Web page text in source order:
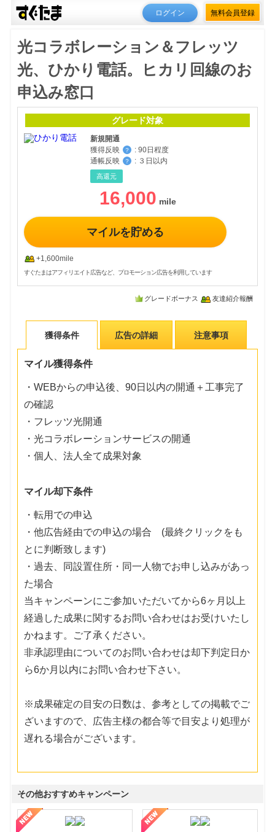
ログイン 無料会員登録
光コラボレーション＆フレッツ
光、ひかり電話。ヒカリ回線のお
申込み窓口
グレード対象
新規開通
獲得反映
？ : 90日程度
通帳反映
？ : ３日以内
高還元
16,000
マイルを貯める
+1,600mile
すぐたまはアフィリエイト広告など、プロモーション広告を利用しています
グレードボーナス 友達紹介報酬
獲得条件 広告の詳細 注意事項
マイル獲得条件
・WEBからの申込後、90日以内の開通＋工事完了
の確認
・フレッツ光開通
・光コラボレーションサービスの開通
・個人、法人全て成果対象
マイル却下条件
・転用での申込
・他広告経由での申込の場合 (最終クリックをも
とに判断致します)
・過去、同設置住所・同一人物でお申し込みがあっ
た場合
当キャンペーンにご参加いただいてから6ヶ月以上
経過した成果に関するお問い合わせはお受けいたし
かねます。ご了承ください。
非承認理由についてのお問い合わせは却下判定日か
ら6か月以内にお問い合わせ下さい。
※成果確定の目安の日数は、参考としての掲載でご
ざいますので、広告主様の都合等で目安より処理が
遅れる場合がございます。
その他おすすめキャンペーン